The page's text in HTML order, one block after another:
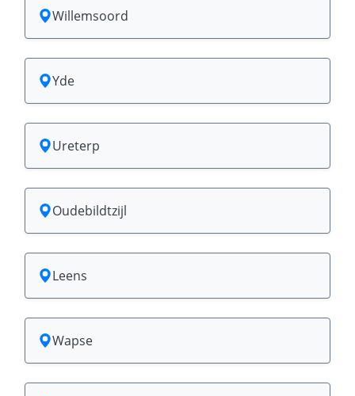
Willemsoord
Yde
Ureterp
Oudebildtzijl
Leens
Wapse